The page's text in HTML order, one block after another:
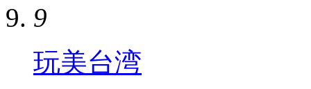
9
玩美台湾